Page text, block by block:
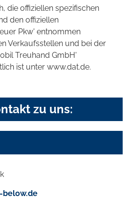
die offiziellen spezifischen
den offiziellen
Pkw' entnommen
Verkaufsstellen und bei der
Treuhand GmbH'
ist unter www.dat.de.
zu uns:
below.de